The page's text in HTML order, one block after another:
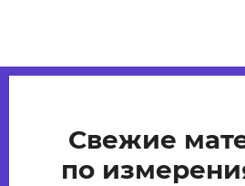
Свежие
по